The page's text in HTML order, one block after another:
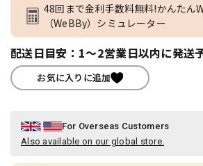
48回まで金利手数料無料!かんたん
（WeBBy）シミュレーター
配送日目安：1～2営業日以内に発送
お気に入りに追加
For Overseas Customers
Also available on our global store.